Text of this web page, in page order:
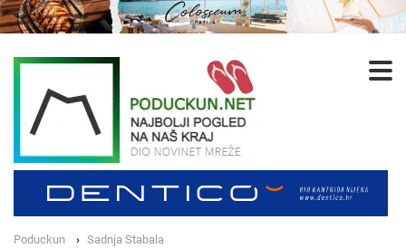
Poduckun Sadnja Stabala